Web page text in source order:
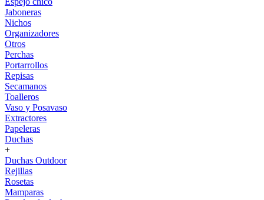
Jaboneras
Nichos
Organizadores
Otros
Perchas
Portarrollos
Repisas
Secamanos
Toalleros
Vaso y Posavaso
Extractores
Papeleras
Duchas
+
Duchas Outdoor
Rejillas
Rosetas
Mamparas